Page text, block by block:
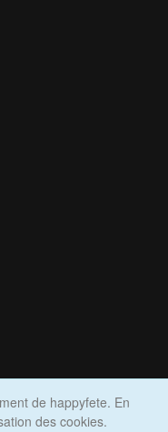
de happyfete. En
des cookies.